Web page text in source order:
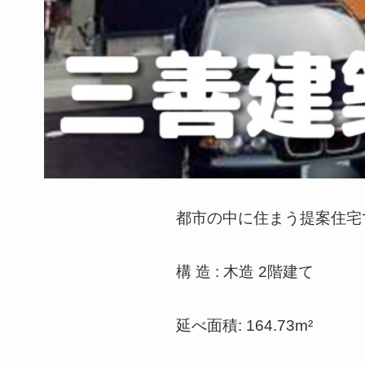
都市の中に住まう提案住
構 造 : 木造 2階建て
延べ面積: 164.73m²